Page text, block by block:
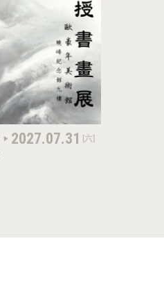
2027.07.31 [六]